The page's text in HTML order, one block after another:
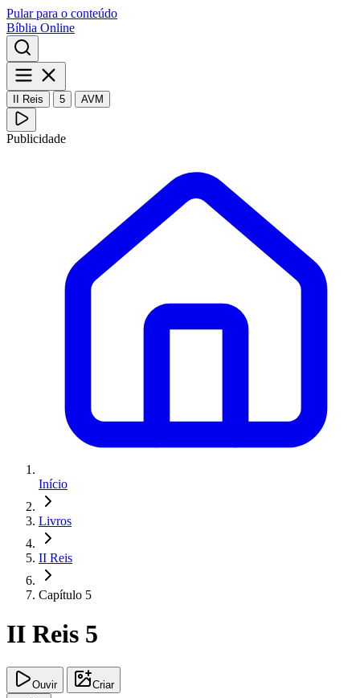
Pular para o conteúdo
Bíblia Online
II Reis 5 AVM
Publicidade
Início
Livros
II Reis
Capítulo 5
II Reis 5
Ouvir Criar